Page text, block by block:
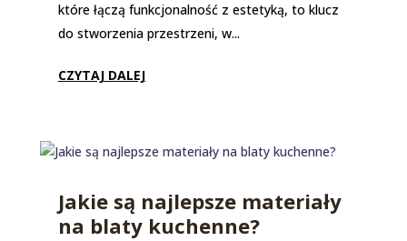
które łączą funkcjonalność z estetyką, to klucz
do stworzenia przestrzeni, w...
CZYTAJ DALEJ
Jakie są najlepsze materiały
na blaty kuchenne?